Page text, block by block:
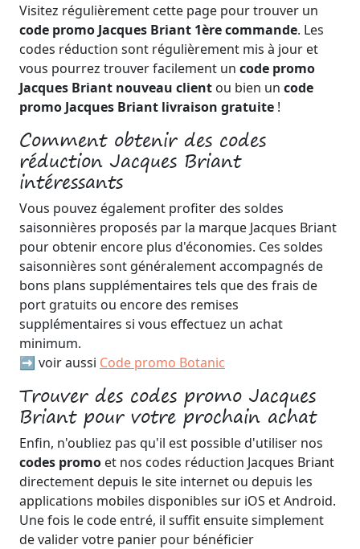
Visitez régulièrement cette page pour trouver un
code promo Jacques Briant 1ère commande. Les
codes réduction sont régulièrement mis à jour et
vous pourrez trouver facilement un code promo
Jacques Briant nouveau client ou bien un code
promo Jacques Briant livraison gratuite !
Comment obtenir des codes
réduction Jacques Briant
intéressants
Vous pouvez également profiter des soldes
saisonnières proposés par la marque Jacques Briant
pour obtenir encore plus d'économies. Ces soldes
saisonnières sont généralement accompagnés de
bons plans supplémentaires tels que des frais de
port gratuits ou encore des remises
supplémentaires si vous effectuez un achat
minimum.
➡️ voir aussi Code promo Botanic
Trouver des codes promo Jacques
Briant pour votre prochain achat
Enfin, n'oubliez pas qu'il est possible d'utiliser nos
codes promo et nos codes réduction Jacques Briant
directement depuis le site internet ou depuis les
applications mobiles disponibles sur iOS et Android.
Une fois le code entré, il suffit ensuite simplement
de valider votre panier pour bénéficier